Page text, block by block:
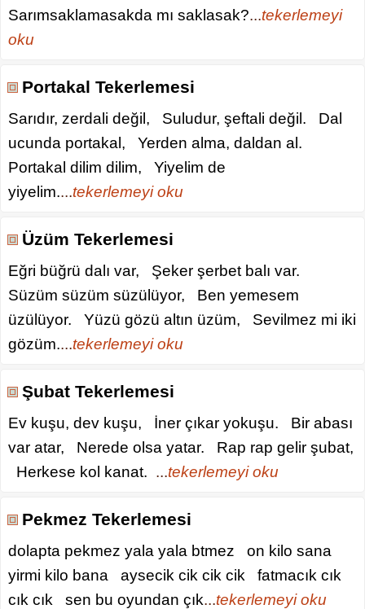
Sarımsaklamasakda mı saklasak?...tekerlemeyi
oku
Portakal Tekerlemesi
Sarıdır, zerdali değil, Suludur, şeftali değil. Dal
ucunda portakal, Yerden alma, daldan al.
Portakal dilim dilim, Yiyelim de
yiyelim....tekerlemeyi oku
Üzüm Tekerlemesi
Eğri büğrü dalı var, Şeker şerbet balı var.
Süzüm süzüm süzülüyor, Ben yemesem
üzülüyor. Yüzü gözü altın üzüm, Sevilmez mi iki
gözüm....tekerlemeyi oku
Şubat Tekerlemesi
Ev kuşu, dev kuşu, İner çıkar yokuşu. Bir abası
var atar, Nerede olsa yatar. Rap rap gelir şubat,
Herkese kol kanat. ...tekerlemeyi oku
Pekmez Tekerlemesi
dolapta pekmez yala yala btmez on kilo sana
yirmi kilo bana aysecik cik cik cik fatmacık cık
cık cık sen bu oyundan çık...tekerlemeyi oku